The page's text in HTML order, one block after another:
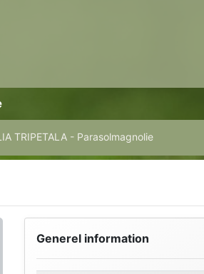
TRIPETALA - Parasolmagnolie
Generel information